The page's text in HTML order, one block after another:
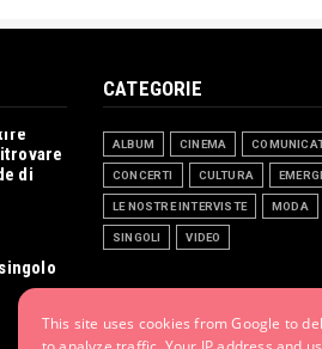
di
CATEGORIE
ALBUM CINEMA
CONCERTI CULTURA
LE NOSTRE INTERVISTE MODA
SINGOLI VIDEO
This site uses cookies from Google to